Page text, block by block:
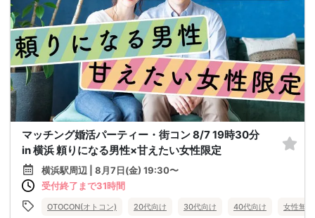
マッチング婚活パーティー・街コン 8/7 19時30分
in 横浜 頼りになる男性×甘えたい女性限定
横浜駅周辺 | 8月7日(金) 19:30〜
受付終了まで31時間
OTOCON(オトコン) 20代向け 30代向け 40代向け 女性無料